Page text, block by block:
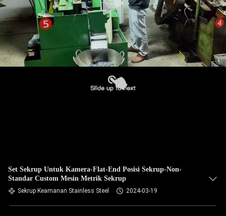
Set Sekrup Untuk Kamera-Flat-End Posisi Sekrup-Non-
Standar Custom Mesin Metrik Sekrup
Sekrup Keamanan Stainless Steel 2024-03-19